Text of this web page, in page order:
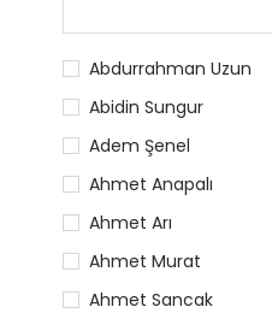
Düşünce Kitapları
Sanat Kuramı Kitapları
Resim Kitapları
Abdurrahman Uzun
Abidin Sungur
Adem Şenel
Ahmet Anapalı
Ahmet Arı
Ahmet Murat
Ahmet Sancak